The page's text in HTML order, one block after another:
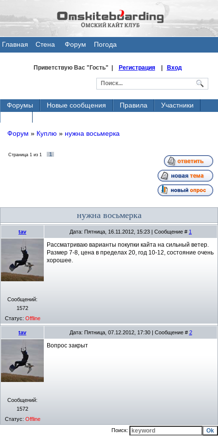
Главная
Стена
Форум Погода
Приветствую Вас"Гость" | Регистрация| Вход
Форумы Новые сообщения Правила
Участники
Форум » Куплю » нужна восьмерка
Страница 1 из 1 1
нужна восьмерка
tav Дата: Пятница, 16.11.2012, 15:23 | Сообщение # 1
Сообщений:
1572
Статус: Offline
Рассматриваю варианты покупки кайта на сильный ветер.
Размер 7-8, цена в пределах 20, год 10-12, состояние очень
хорошее.
tav Дата: Пятница, 07.12.2012, 17:30 | Сообщение # 2
Сообщений:
1572
Статус: Offline
Вопрос закрыт
Поиск: